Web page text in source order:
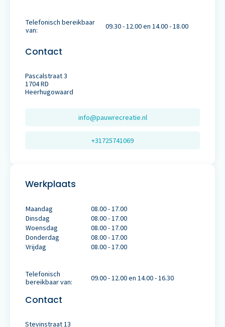
Telefonisch bereikbaar
van:
09.30 - 12.00 en 14.00 - 18.00
Contact
Pascalstraat 3
1704 RD
Heerhugowaard
info@pauwrecreatie.nl
+31725741069
Werkplaats
Maandag
08.00 - 17.00
Dinsdag
08.00 - 17.00
Woensdag
08.00 - 17.00
Donderdag
08.00 - 17.00
Vrijdag
08.00 - 17.00
Telefonisch
bereikbaar van:
09.00 - 12.00 en 14.00 - 16.30
Contact
Stevinstraat 13